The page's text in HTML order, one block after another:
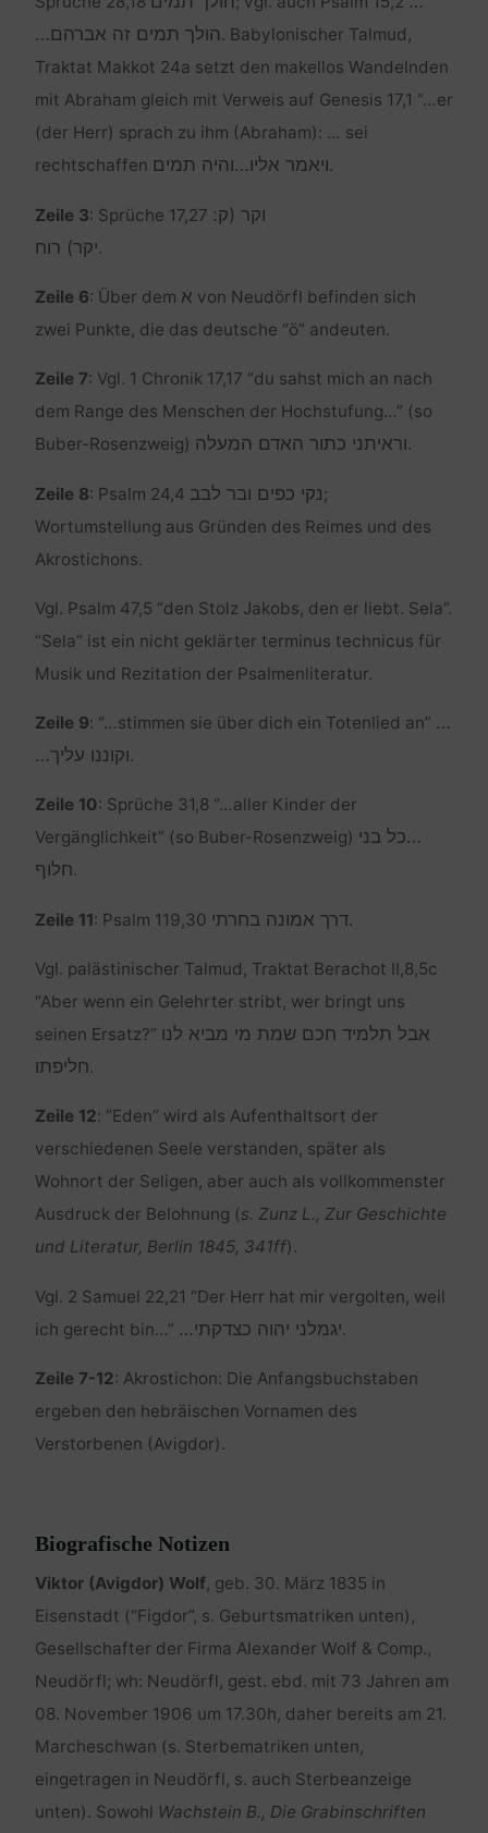
הולך תמים זה אברהם…. Babylonischer Talmud,
Traktat Makkot 24a setzt den makellos Wandelnden
mit Abraham gleich mit Verweis auf Genesis 17,1 “…er
(der Herr) sprach zu ihm (Abraham): … sei
rechtschaffen ויאמר אליו…והיה תמים.
Zeile 3: Sprüche 17,27 וקר (ק:
יקר) רוח.
Zeile 6: Über dem א von Neudörfl befinden sich
zwei Punkte, die das deutsche “ö” andeuten.
Zeile 7: Vgl. 1 Chronik 17,17 “du sahst mich an nach
dem Range des Menschen der Hochstufung…” (so
Buber-Rosenzweig) וראיתני כתור האדם המעלה.
Zeile 8: Psalm 24,4 נקי כפים ובר לבב ;
Wortumstellung aus Gründen des Reimes und des
Akrostichons.
Vgl. Psalm 47,5 “den Stolz Jakobs, den er liebt. Sela”.
“Sela” ist ein nicht geklärter terminus technicus für
Musik und Rezitation der Psalmenliteratur.
Zeile 9: “…stimmen sie über dich ein Totenlied an” …
וקוננו עליך….
Zeile 10: Sprüche 31,8 “…aller Kinder der
Vergänglichkeit” (so Buber-Rosenzweig) …כל בני
חלוף.
Zeile 11: Psalm 119,30 דרך אמונה בחרתי.
Vgl. palästinischer Talmud, Traktat Berachot II,8,5c
“Aber wenn ein Gelehrter stribt, wer bringt uns
seinen Ersatz?” אבל תלמיד חכם שמת מי מביא לנו
חליפתו.
Zeile 12: “Eden” wird als Aufenthaltsort der
verschiedenen Seele verstanden, später als
Wohnort der Seligen, aber auch als vollkommenster
Ausdruck der Belohnung (s. Zunz L., Zur Geschichte
und Literatur, Berlin 1845, 341ff).
Vgl. 2 Samuel 22,21 “Der Herr hat mir vergolten, weil
ich gerecht bin…” יגמלני יהוה כצדקתי….
Zeile 7-12: Akrostichon: Die Anfangsbuchstaben
ergeben den hebräischen Vornamen des
Verstorbenen (Avigdor).
Biografische Notizen
Viktor (Avigdor) Wolf, geb. 30. März 1835 in
Eisenstadt (“Figdor”, s. Geburtsmatriken unten),
Gesellschafter der Firma Alexander Wolf & Comp.,
Neudörfl; wh: Neudörfl, gest. ebd. mit 73 Jahren am
08. November 1906 um 17.30h, daher bereits am 21.
Marcheschwan (s. Sterbematriken unten,
eingetragen in Neudörfl, s. auch Sterbeanzeige
unten). Sowohl Wachstein B., Die Grabinschriften